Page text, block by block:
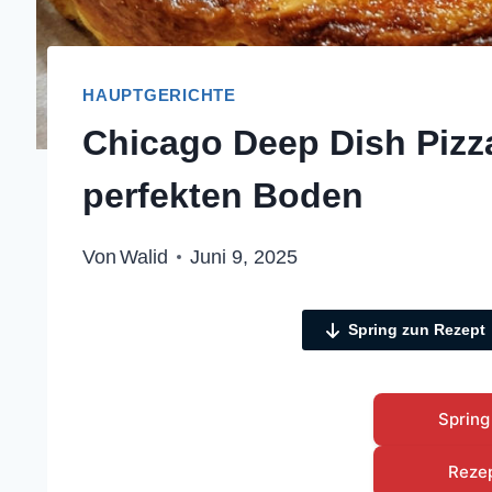
HAUPTGERICHTE
Chicago Deep Dish
perfekten Boden
Von Walid Juni 9, 2025
Spring zun Rezept